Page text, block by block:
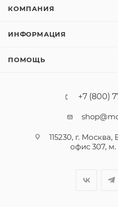
КОМПАНИЯ
ИНФОРМАЦИЯ
ПОМОЩЬ
+7 (800)
115230, г.
офис 307, м.